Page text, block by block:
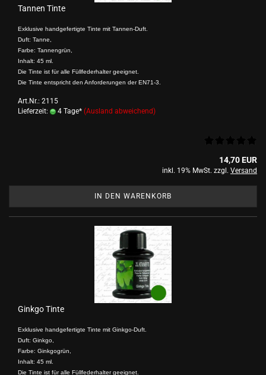
Tannen Tinte
Exklusive handgefertigte Tinte mit Tannen-Duft.
Duft: Tanne,
Farbe: Tannengrün,
Inhalt: 45 ml.
Die Tinte ist für alle Füllfederhalter geeignet.
Die Tinte entspricht den Anforderungen der EN71-3.
Art.Nr.: 2115
Lieferzeit:
4 Tage* (Ausland abweichend)
14,70 EUR
inkl. 19% MwSt. zzgl. Versand
IN DEN WARENKORB
Ginkgo Tinte
Exklusive handgefertigte Tinte mit Ginkgo-Duft.
Duft: Ginkgo,
Farbe: Ginkgogrün,
Inhalt: 45 ml.
Die Tinte ist für alle Füllfederhalter geeignet.